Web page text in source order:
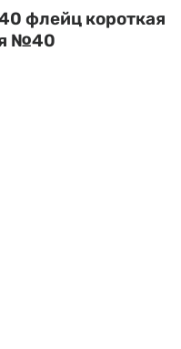
флейц короткая
№40